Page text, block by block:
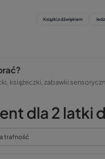
Książki z dźwiękiem
książeczki, zabawki
dla 2 latki
trafność